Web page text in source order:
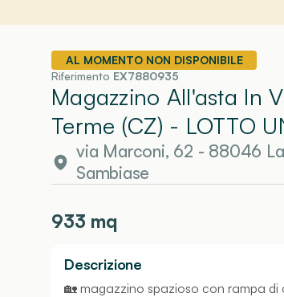
AL MOMENTO NON DISPONIBILE
Riferimento EX7880935
Magazzino All'asta In
Terme (CZ) - LOTTO
via Marconi, 62 - 88046
Sambiase
933 mq
Descrizione
🏡 magazzino spazioso con rampa